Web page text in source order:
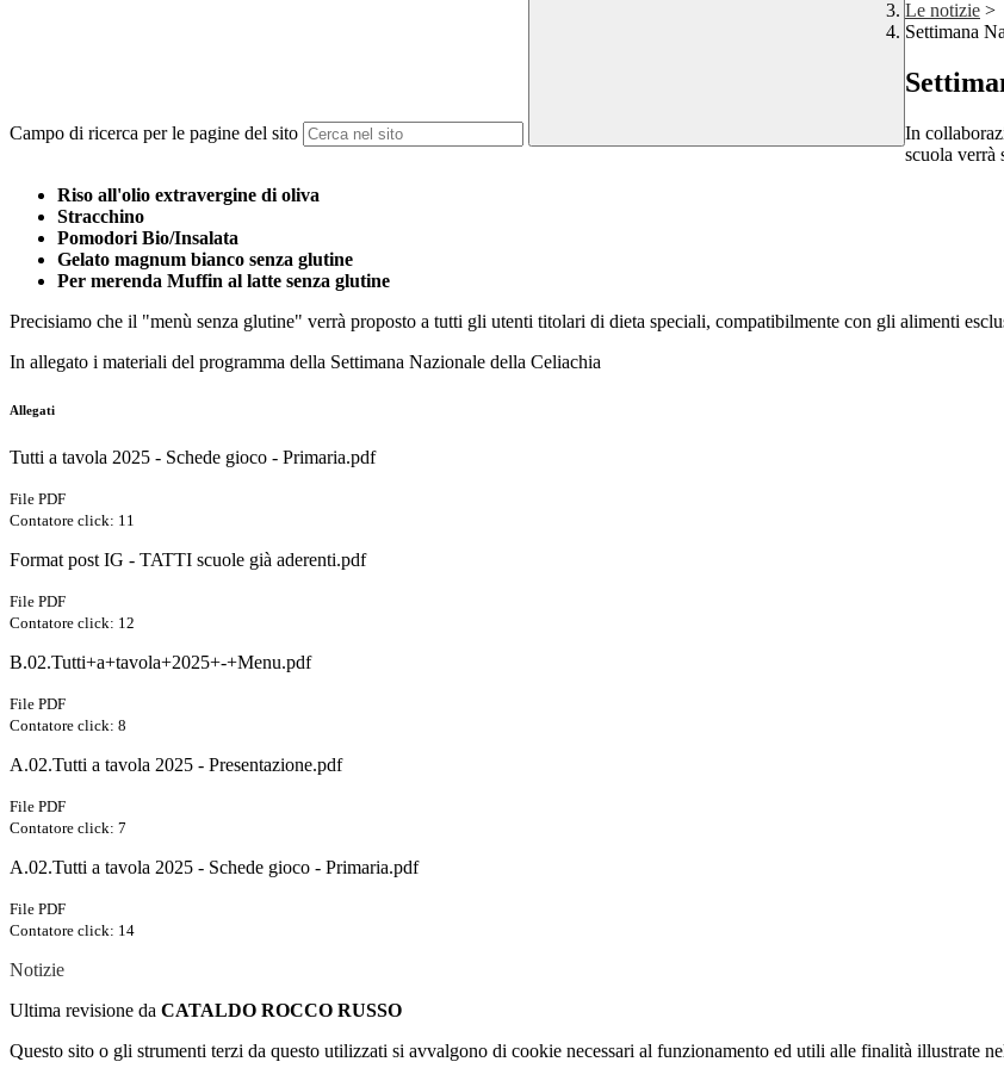
Campo di ricerca per le pagine del sito
Le notizie >
Settimana
In
scuola verrà
Riso all'olio extravergine di oliva
Stracchino
Pomodori Bio/Insalata
Gelato magnum bianco senza glutine
Per merenda Muffin al latte senza glutine
Precisiamo che il "menù senza glutine" verrà proposto a tutti gli utenti titolari di dieta speciali, compatibilmente con gli alimenti
In allegato i materiali del programma della Settimana Nazionale della Celiachia
Allegati
Tutti a tavola 2025 - Schede gioco - Primaria.pdf
File PDF
Contatore click: 11
Format post IG - TATTI scuole già aderenti.pdf
File PDF
Contatore click: 12
B.02.Tutti+a+tavola+2025+-+Menu.pdf
File PDF
Contatore click: 8
A.02.Tutti a tavola 2025 - Presentazione.pdf
File PDF
Contatore click: 7
A.02.Tutti a tavola 2025 - Schede gioco - Primaria.pdf
File PDF
Contatore click: 14
Notizie
Ultima revisione da CATALDO ROCCO RUSSO
Questo sito o gli strumenti terzi da questo utilizzati si avvalgono di cookie necessari al funzionamento ed utili alle finalità illustrate